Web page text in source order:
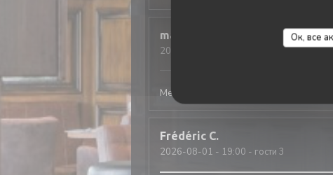
Ок, все
mathis
2026-08-01
- 20:15 - гости 2
Merci beaucoup ! Au plaisir de vous
Frédéric C
2026-08-01 - 19:00 - гости 3